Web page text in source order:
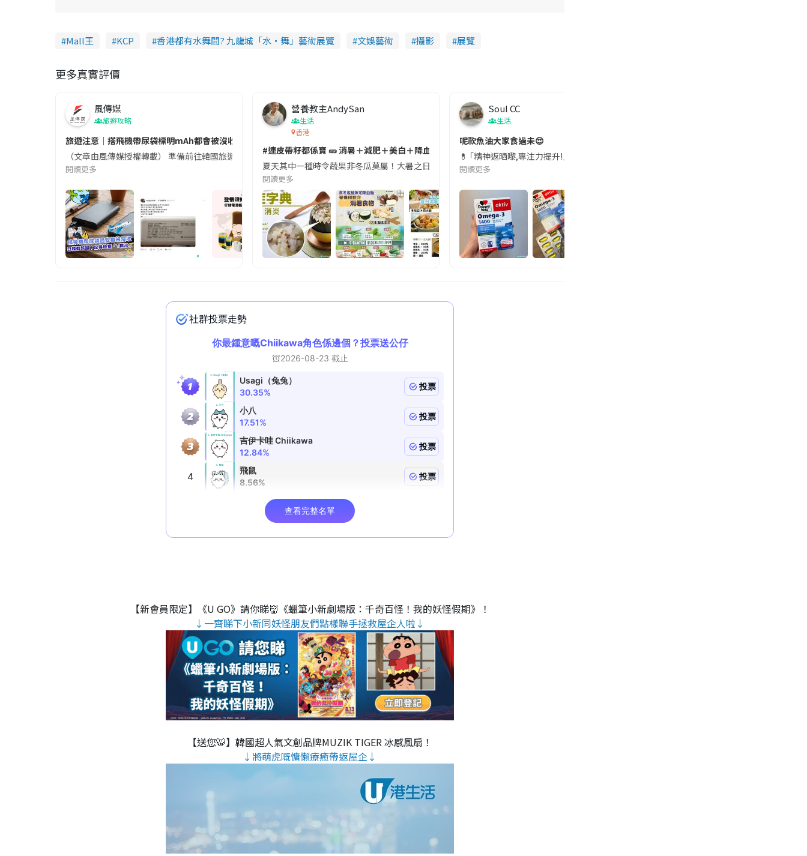
Mall王 KCP 香港都有水舞間? 九龍城「水‧舞」藝術展覽 文娛藝術 攝影 展覽
更多真實評價
風傳媒
旅遊攻略
旅遊注意｜搭飛機帶尿袋標明mAh都會被沒收😱出發前切記檢查「1標示」🚨
（文章由風傳媒授權轉載） 準備前往韓國旅遊的民眾，近期要特別留意隨身行李中的行動電源。一名旅客日前在機場安檢時，明明攜帶的行動電源機身已標示「10000mAh」，卻仍被要求當場
閱讀更多
營養教主AndySan
生活
香港
#連皮帶籽都係寶 🥒 消暑＋減肥＋美白＋降血脂
夏天其中一種時令蔬果非冬瓜莫屬！大暑之日，點都要飲碗冬瓜湯消暑解渴！除了解暑，冬瓜仲有好多鮮為人知嘅好處：減肥、消水腫、降血
閱讀更多
Soul CC
生活
呢款魚油大家食過未😍
💊 ｢精神返晒嚟,專注力提升!｣ 長時間對住電腦､剪片寫稿,成日覺得眼睛乾澀､腦袋好似｢斷
閱讀更多
【新會員限定】《U GO》請你睇👹《蠟筆小新劇場版：千奇百怪！我的妖怪假期》！
↓一齊睇下小新同妖怪朋友們點樣聯手拯救屋企人啦↓
【送您🐯】韓國超人氣文創品牌MUZIK TIGER 冰感風扇！
↓將萌虎嘅慵懶療癒帶返屋企↓